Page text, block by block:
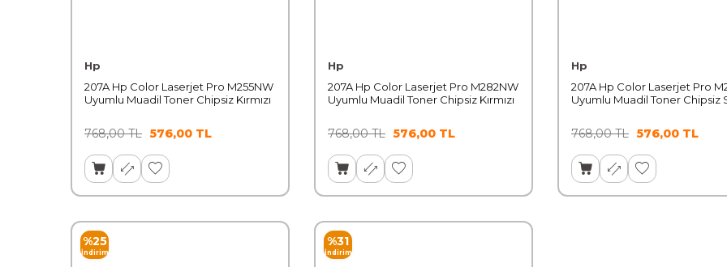
Hp
207A Hp Color Laserjet Pro M255NW
Uyumlu Muadil Toner Chipsiz Kırmızı
768,00TL 576,00 TL
Hp
207A Hp Color Laserjet Pro M282NW
Uyumlu Muadil Toner Chipsiz Kırmızı
768,00TL 576,00 TL
Hp
207A Hp Color Laserjet Pro
Uyumlu Muadil Toner Chipsiz
768,00TL 576,00 TL
%25
İndirim
%31
İndirim